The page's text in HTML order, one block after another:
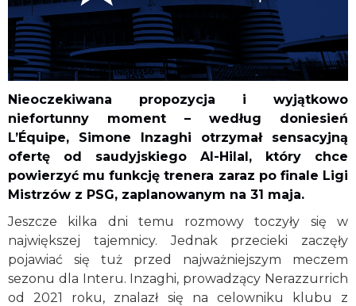
Nieoczekiwana propozycja i wyjątkowo
niefortunny moment – według doniesień
L’Équipe, Simone Inzaghi otrzymał sensacyjną
ofertę od saudyjskiego Al-Hilal, który chce
powierzyć mu funkcję trenera zaraz po finale Ligi
Mistrzów z PSG, zaplanowanym na 31 maja.
Jeszcze kilka dni temu rozmowy toczyły się w
największej tajemnicy. Jednak przecieki zaczęły
pojawiać się tuż przed najważniejszym meczem
sezonu dla Interu. Inzaghi, prowadzący Nerazzurrich
od 2021 roku, znalazł się na celowniku klubu z